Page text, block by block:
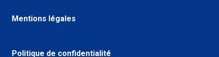
Mentions légales
Politique de confidentialité